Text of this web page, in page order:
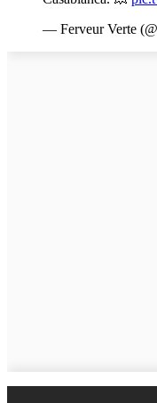
— Ferveur Verte